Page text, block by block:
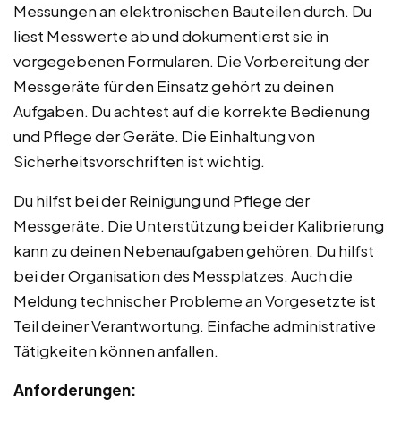
Messungen an elektronischen Bauteilen durch. Du
liest Messwerte ab und dokumentierst sie in
vorgegebenen Formularen. Die Vorbereitung der
Messgeräte für den Einsatz gehört zu deinen
Aufgaben. Du achtest auf die korrekte Bedienung
und Pflege der Geräte. Die Einhaltung von
Sicherheitsvorschriften ist wichtig.
Du hilfst bei der Reinigung und Pflege der
Messgeräte. Die Unterstützung bei der Kalibrierung
kann zu deinen Nebenaufgaben gehören. Du hilfst
bei der Organisation des Messplatzes. Auch die
Meldung technischer Probleme an Vorgesetzte ist
Teil deiner Verantwortung. Einfache administrative
Tätigkeiten können anfallen.
Anforderungen: